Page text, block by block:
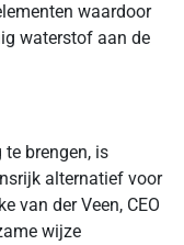
waardoor
waterstof aan de
brengen, is
alternatief voor
van der Veen, CEO
wijze